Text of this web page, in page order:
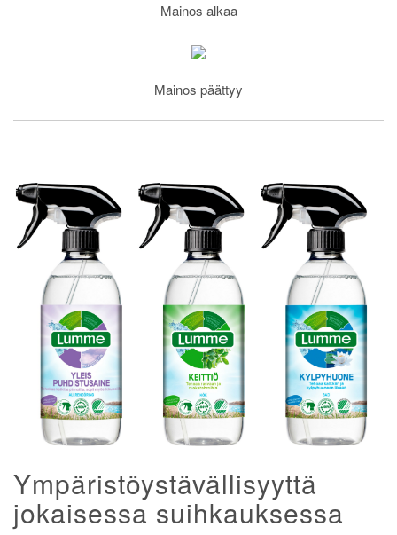
Mainos alkaa
Mainos päättyy
Ympäristöystävällisyyttä
jokaisessa suihkauksessa